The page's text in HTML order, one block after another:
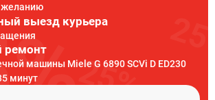
желанию
выезд курьера
ремонт
машины Miele G 6890 SCVi D ED230
минут